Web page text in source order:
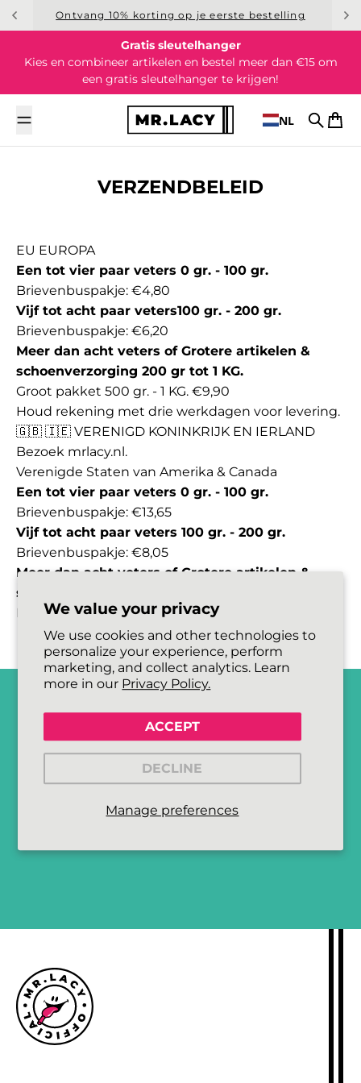
We value your privacy
We use cookies and other technologies to
personalize your experience, perform
marketing, and collect analytics. Learn
more in our Privacy Policy.
Manage preferences
ACCEPT
DECLINE
Overslaan naar inhoud
Ontvang 10% korting op je eerste bestelling
Gratis sleutelhanger
Kies en combineer artikelen en bestel meer dan €15 om
een gratis sleutelhanger te krijgen!
NL
Zoek op
VERZENDBELEID
EU EUROPA
Een tot vier paar veters 0 gr. - 100 gr.
Brievenbuspakje: €4,80
Vijf tot acht paar veters100 gr. - 200 gr.
Brievenbuspakje: €6,20
Meer dan acht veters of Grotere artikelen &
schoenverzorging 200 gr tot 1 KG.
Groot pakket 500 gr. - 1 KG. €9,90
Houd rekening met drie werkdagen voor levering.
🇬🇧 🇮🇪 VERENIGD KONINKRIJK EN IERLAND
Bezoek mrlacy.nl.
Verenigde Staten van Amerika & Canada
Een tot vier paar veters 0 gr. - 100 gr.
Brievenbuspakje: €13,65
Vijf tot acht paar veters 100 gr. - 200 gr.
Brievenbuspakje: €8,05
Meer dan acht veters of Grotere artikelen &
schoenverzorging 200 gr tot 1 KG.
Pakket: €19,10